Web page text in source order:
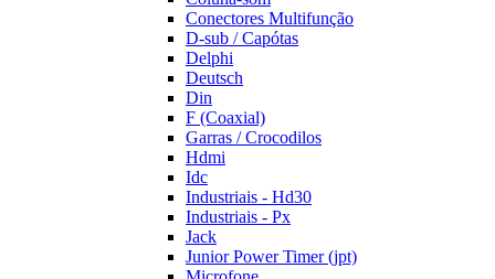
Conectores Multifunção
D-sub / Capótas
Delphi
Deutsch
Din
F (Coaxial)
Garras / Crocodilos
Hdmi
Idc
Industriais - Hd30
Industriais - Px
Jack
Junior Power Timer (jpt)